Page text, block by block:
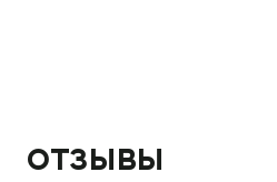
отзывы